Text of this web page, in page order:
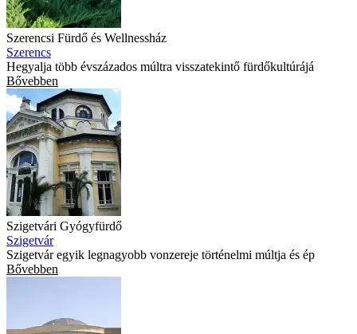
Szerencsi Fürdő és Wellnessház
Szerencs
Hegyalja több évszázados múltra visszatekintő fürdőkultúrájá
Bővebben
Szigetvári Gyógyfürdő
Szigetvár
Szigetvár egyik legnagyobb vonzereje történelmi múltja és ép
Bővebben